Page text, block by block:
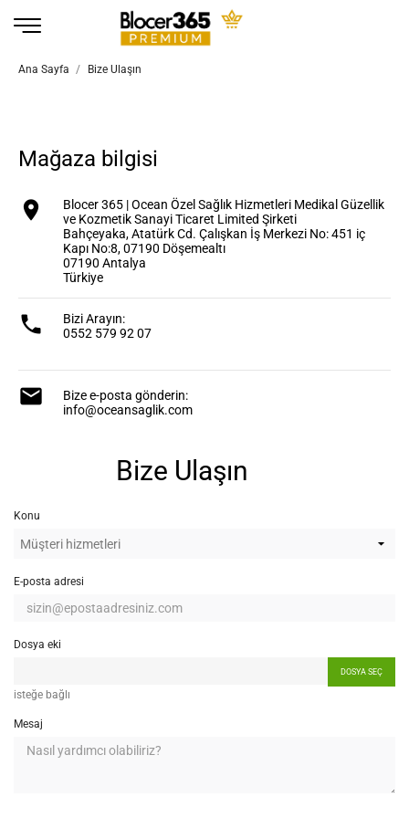
Ana Sayfa Bize Ulaşın
Mağaza bilgisi

Blocer 365 | Ocean Özel Sağlık Hizmetleri Medikal Güzellik
ve Kozmetik Sanayi Ticaret Limited Şirketi
Bahçeyaka, Atatürk Cd. Çalışkan İş Merkezi No: 451 iç
Kapı No:8, 07190 Döşemealtı
07190 Antalya
Türkiye

Bizi Arayın:
0552 579 92 07

Bize e-posta gönderin:
info@oceansaglik.com
Bize Ulaşın
Konu
E-posta adresi
Dosya eki
DOSYA SEÇ
isteğe bağlı
Mesaj